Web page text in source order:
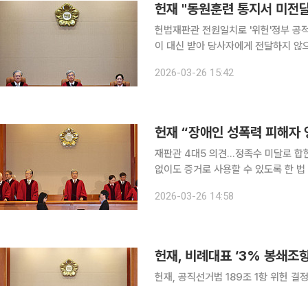
헌재 "동원훈련 통지서 미전
헌법재판관 전원일치로 '위헌'정부 공적의무ㆍ책임을
이 대신 받아 당사자에게 전달하지
소집 통지서를 전달할 의무가 있는 사
2026-03-26 15:42
헌재 “장애인 성폭력 피해자
재판관 4대5 의견…정족수 미달로 합헌 장애인 성폭력 피해자의 영상 진술을 피고인 측 반
없이도 증거로 사용할 수 있도록 한
항 중 장애인 피해자 관련 부분에 대
2026-03-26 14:58
헌재, 비례대표 ‘3% 봉쇄조
헌재, 공직선거법 189조 1항 위헌 결정…7대 2 헌법재판소가 비례대표 국회의